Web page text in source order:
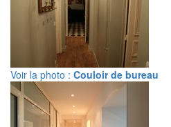
Voir la photo : Couloir de bureau